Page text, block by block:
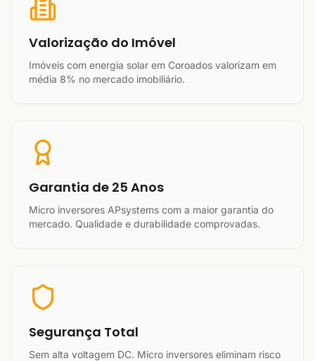
Valorização do Imóvel
Imóveis com energia solar em Coroados valorizam em
média 8% no mercado imobiliário.
Garantia de 25 Anos
Micro inversores APsystems com a maior garantia do
mercado. Qualidade e durabilidade comprovadas.
Segurança Total
Sem alta voltagem DC. Micro inversores eliminam risco